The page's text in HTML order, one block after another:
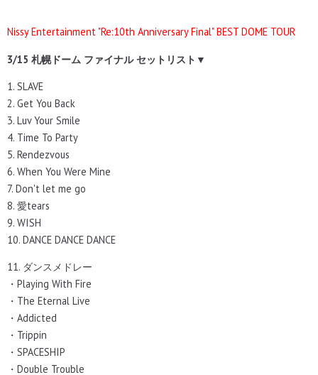
Nissy Entertainment "Re:10th Anniversary Final" BEST DOME TOUR
3/15 札幌ドーム ファイナル セットリスト▼
1. SLAVE
2. Get You Back
3. Luv Your Smile
4. Time To Party
5. Rendezvous
6. When You Were Mine
7. Don't let me go
8. 愛tears
9. WISH
10. DANCE DANCE DANCE
11. ダンスメドレー
・Playing With Fire
・The Eternal Live
・Addicted
・Trippin
・SPACESHIP
・Double Trouble